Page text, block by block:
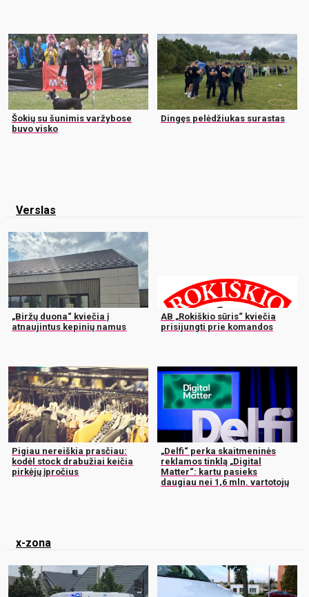
Šokių su šunimis varžybose
buvo visko
Dingęs pelėdžiukas surastas
Verslas
„Biržų duona“ kviečia į
atnaujintus kepinių namus
AB „Rokiškio sūris“ kviečia
prisijungti prie komandos
Pigiau nereiškia prasčiau:
kodėl stock drabužiai keičia
pirkėjų įpročius
„Delfi“ perka skaitmeninės
reklamos tinklą „Digital
Matter“: kartu pasieks
daugiau nei 1,6 mln. vartotojų
x-zona